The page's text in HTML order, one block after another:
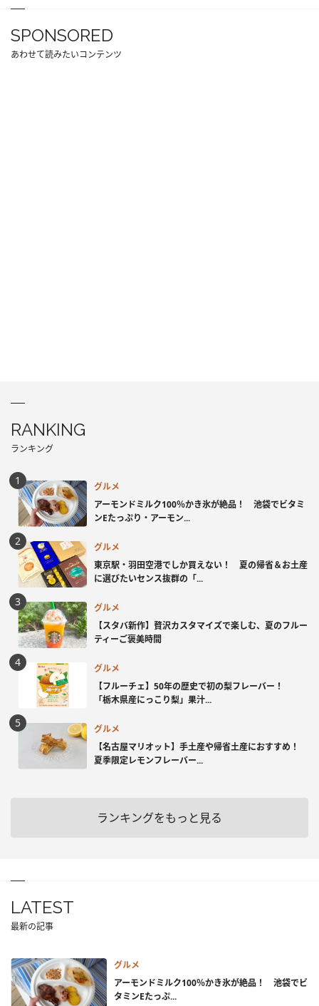
SPONSORED
あわせて読みたいコンテンツ
RANKING
ランキング
グルメ
アーモンドミルク100％かき氷が絶品！ 池袋でビタミ
ンEたっぷり・アーモン...
グルメ
東京駅・羽田空港でしか買えない！ 夏の帰省＆お土産
に選びたいセンス抜群の「...
グルメ
【スタバ新作】贅沢カスタマイズで楽しむ、夏のフルー
ティーご褒美時間
グルメ
【フルーチェ】50年の歴史で初の梨フレーバー！
「栃木県産にっこり梨」果汁...
グルメ
【名古屋マリオット】手土産や帰省土産におすすめ！
夏季限定レモンフレーバー...
ランキングをもっと見る
LATEST
最新の記事
グルメ
アーモンドミルク100％かき氷が絶品！ 池袋でビ
タミンEたっぷ...